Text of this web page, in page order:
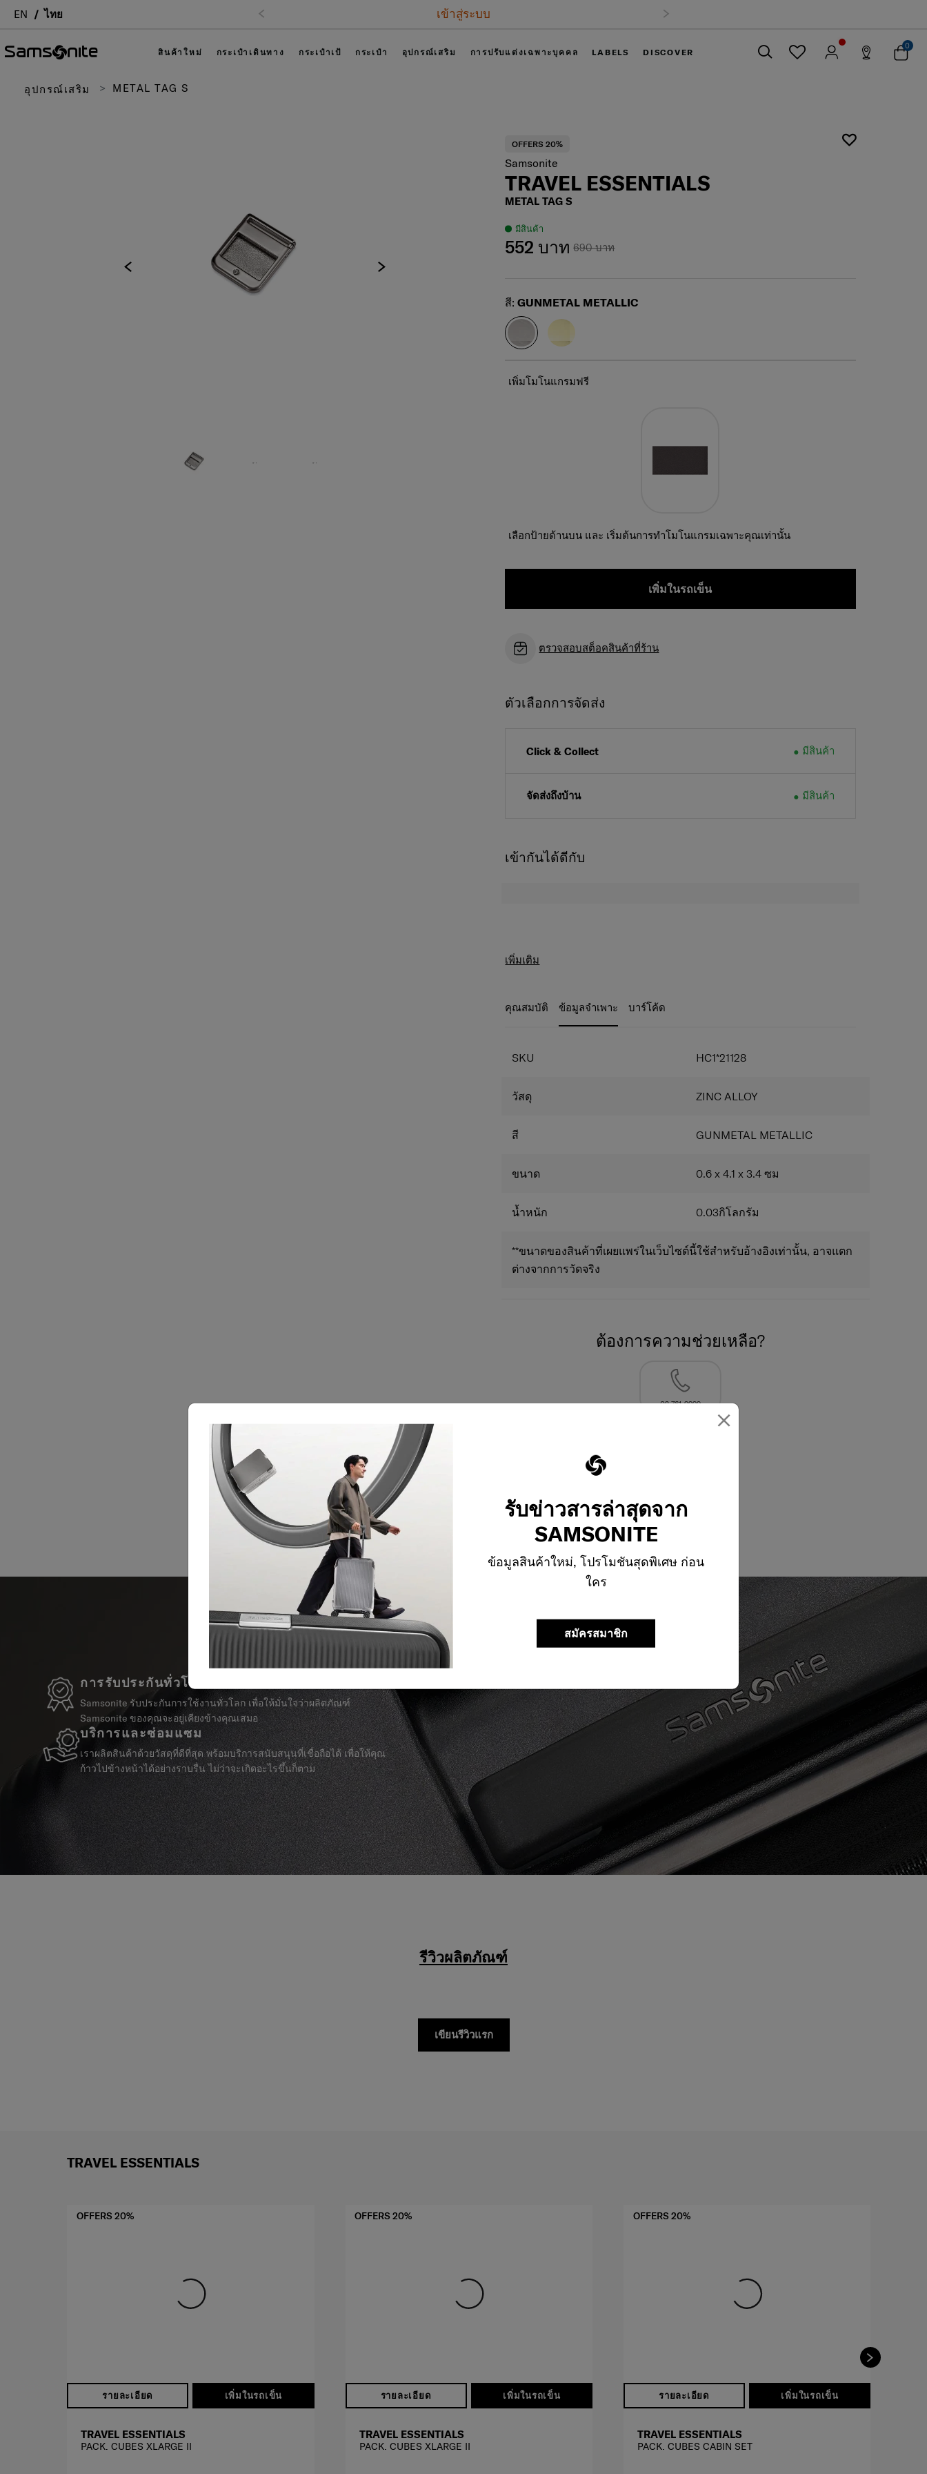
×
รับข่าวสารล่าสุดจาก
SAMSONITE
ข้อมูลสินค้าใหม่, โปรโมชันสุดพิเศษ ก่อน
ใคร
สมัครสมาชิก
EN ไทย เข้าสู่ระบบ
สินค้าใหม่ กระเป๋าเดินทาง กระเป๋าเป้ กระเป๋า อุปกรณ์เสริม การปรับแต่งเฉพาะบุคคล LABELS DISCOVER
0
อุปกรณ์เสริม METAL TAG S
OFFERS 20%
Samsonite
TRAVEL ESSENTIALS
METAL TAG S
มีสินค้า
690 บาท
552 บาท
Select
สี:GUNMETAL METALLIC
เพิ่มโมโนแกรมฟรี
เลือกป้ายด้านบน และ เริ่มต้นการทำโมโนแกรมเฉพาะคุณเท่านั้น
เพิ่มในรถเข็น
ตรวจสอบสต็อคสินค้าที่ร้าน
ตัวเลือกการจัดส่ง
Click & Collect มีสินค้า
จัดส่งถึงบ้าน มีสินค้า
เข้ากันได้ดีกับ
เพิ่มเติม
คุณสมบัติ ข้อมูลจำเพาะ บาร์โค้ด
SKU HC1*21128
วัสดุ ZINC ALLOY
สี GUNMETAL METALLIC
ขนาด 0.6 x 4.1 x 3.4ซม
น้ำหนัก 0.03กิโลกรัม
**ขนาดของสินค้าที่เผยแพร่ในเว็บไซต์นี้ใช้สำหรับอ้างอิงเท่านั้น, อาจแตก
ต่างจากการวัดจริง
ต้องการความช่วยเหลือ?
02-761-9999
การรับประกันทั่วโลก
Samsonite รับประกันการใช้งานทั่วโลก เพื่อให้มั่นใจว่าผลิตภัณฑ์
Samsonite ของคุณจะอยู่เคียงข้างคุณเสมอ
บริการและซ่อมแซม
เราผลิตสินค้าด้วยวัสดุที่ดีที่สุด พร้อมบริการสนับสนุนที่เชื่อถือได้ เพื่อให้คุณ
ก้าวไปข้างหน้าได้อย่างราบรื่น ไม่ว่าจะเกิดอะไรขึ้นก็ตาม
รีวิวผลิตภัณฑ์
เขียนรีวิวแรก
TRAVEL ESSENTIALS
รายละเอียด เพิ่มในรถเข็น
OFFERS 20%
TRAVEL ESSENTIALS
PACK. CUBES XLARGE II
รายละเอียด เพิ่มในรถเข็น
OFFERS 20%
TRAVEL ESSENTIALS
PACK. CUBES XLARGE II
รายละเอียด เพิ่มในรถเข็น
OFFERS 20%
TRAVEL ESSENTIALS
PACK. CUBES CABIN SET